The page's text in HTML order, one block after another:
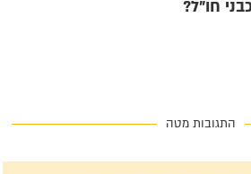
חו"ל?
התגובות מטה